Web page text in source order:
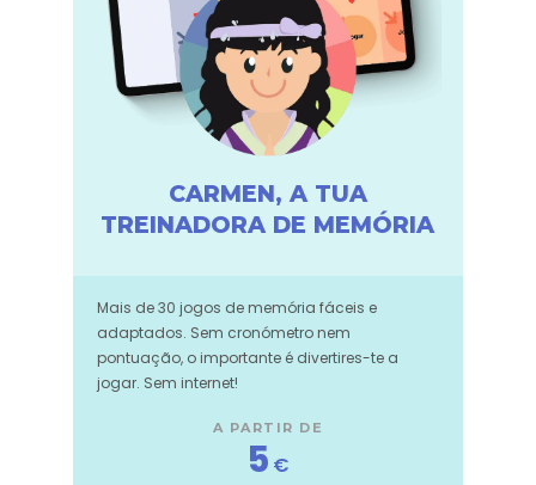
CARMEN, A TUA
TREINADORA DE MEMÓRIA
Mais de 30 jogos de memória fáceis e
adaptados. Sem cronómetro nem
pontuação, o importante é divertires-te a
jogar. Sem internet!
A PARTIR DE
5 €